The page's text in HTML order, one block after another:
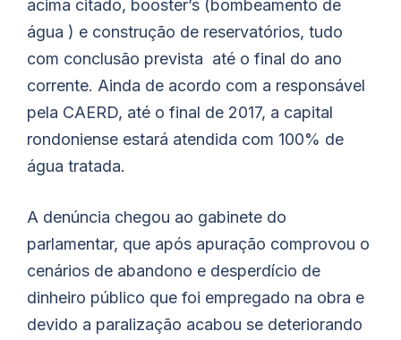
acima citado, booster’s (bombeamento de
água ) e construção de reservatórios, tudo
com conclusão prevista até o final do ano
corrente. Ainda de acordo com a responsável
pela CAERD, até o final de 2017, a capital
rondoniense estará atendida com 100% de
água tratada.
A denúncia chegou ao gabinete do
parlamentar, que após apuração comprovou o
cenários de abandono e desperdício de
dinheiro público que foi empregado na obra e
devido a paralização acabou se deteriorando